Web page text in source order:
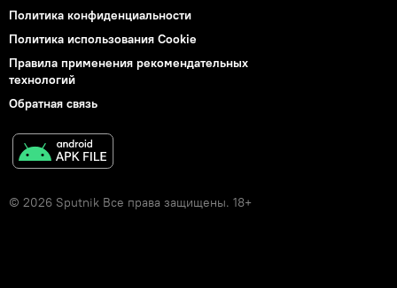
Политика конфиденциальности
Политика использования Cookie
Правила применения рекомендательных
технологий
Обратная связь
© 2026 Sputnik Все права защищены. 18+